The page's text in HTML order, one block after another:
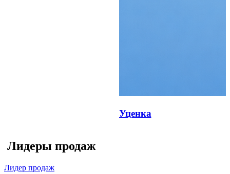
Уценка
Лидеры продаж
Лидер продаж